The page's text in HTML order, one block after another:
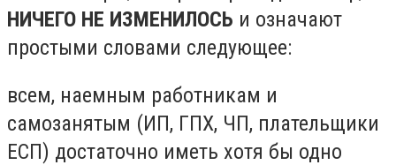
НИЧЕГО НЕ ИЗМЕНИЛОСЬ и означают
простыми словами следующее:
всем, наемным работникам и
самозанятым (ИП, ГПХ, ЧП, плательщики
ЕСП) достаточно иметь хотя бы одно